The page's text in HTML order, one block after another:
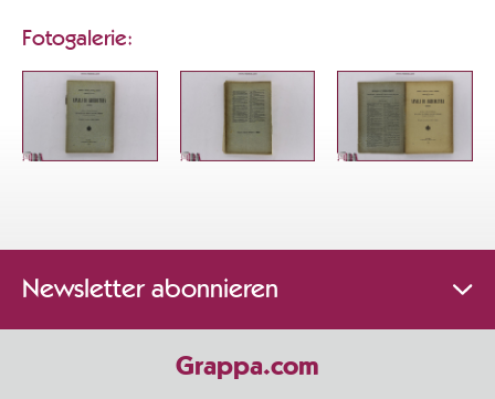
Fotogalerie:
Newsletter abonnieren
Grappa.com